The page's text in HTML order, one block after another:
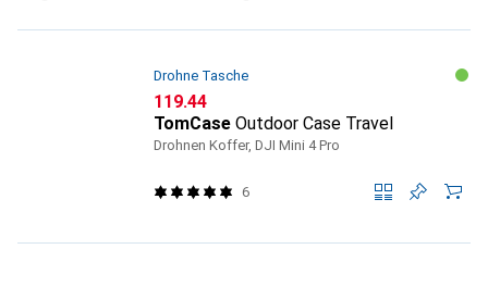
Drohne Tasche
CHF
119.44
TomCase Outdoor Case Travel
Drohnen Koffer, DJI Mini 4 Pro
6